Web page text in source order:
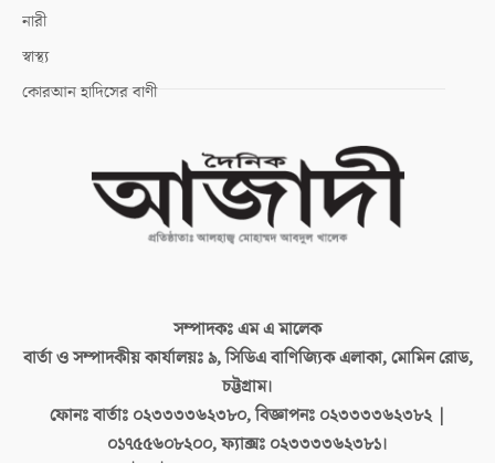
নারী
স্বাস্থ্য
কোরআন হাদিসের বাণী
সম্পাদকঃএম এ মালেক
বার্তা ও সম্পাদকীয় কার্যালয়ঃ৯, সিডিএ বাণিজ্যিক এলাকা, মোমিন রোড,
চট্টগ্রাম।
ফোনঃ বার্তাঃ ০২৩৩৩৩৬২৩৮০, বিজ্ঞাপনঃ ০২৩৩৩৩৬২৩৮২ |
০১৭৫৫৬০৮২০০, ফ্যাক্সঃ ০২৩৩৩৩৬২৩৮১।